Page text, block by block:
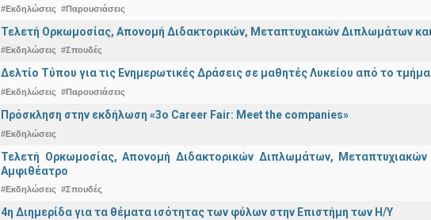
#Εκδηλώσεις #Παρουσιάσεις
Τελετή Ορκωμοσίας, Απονομή Διδακτορικών, Μεταπτυχιακών Διπλωμάτων
#Εκδηλώσεις #Σπουδές
Δελτίο Τύπου για τις Ενημερωτικές Δράσεις σε μαθητές Λυκείου από το
#Εκδηλώσεις #Παρουσιάσεις
Πρόσκληση στην εκδήλωση «3ο Career Fair: Meet the companies»
#Εκδηλώσεις
Τελετή Ορκωμοσίας, Απονομή Διδακτορικών Διπλωμάτων,
Αμφιθέατρο
#Εκδηλώσεις #Σπουδές
4η Διημερίδα για τα θέματα ισότητας των φύλων στην Επιστήμη των Η/Υ